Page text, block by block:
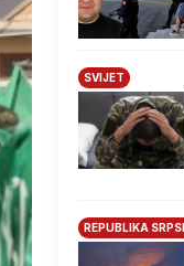
SVIJET
REPUBLIKA